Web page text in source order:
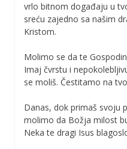
vrlo bitnom događaju u
sreću zajedno sa našim
Kristom.
Molimo se da te
Imaj čvrstu i
se moliš. Čestitamo na
Danas, dok primaš svoju
molimo da Božja milost
Neka te dragi Isus